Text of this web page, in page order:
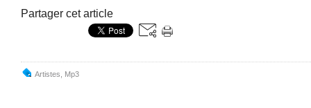
Partager cet article
Artistes Mp3